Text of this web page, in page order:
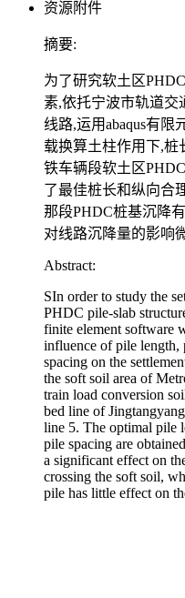
资源附件
摘要:
为了研究软土区
素,依托宁波市轨道交
线路,运用abaqus有
载换算土柱作用下,桩
铁车辆段软土区
了最佳桩长和纵向合
那段PHDC桩基沉降
对线路沉降量的影响
Abstract:
SIn order to study the
PHDC pile-slab
finite element software
influence of pile length,
spacing on the
the soft soil area of
train load conversion
bed line of
line 5. The optimal pile
pile spacing are
a significant effect on
crossing the soft soil,
pile has little effect on